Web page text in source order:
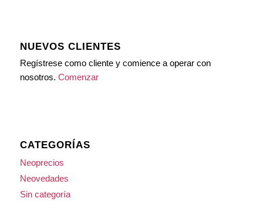
NUEVOS CLIENTES
Regístrese como cliente y comience a operar con
nosotros. Comenzar
CATEGORÍAS
Neoprecios
Neovedades
Sin categoría